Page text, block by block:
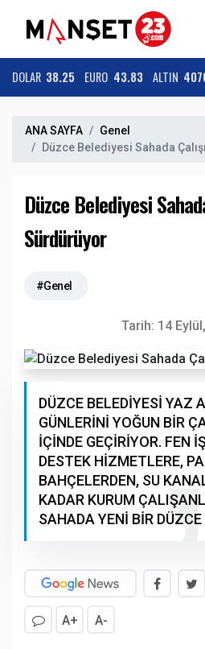
DOLAR 38.25 EURO 43.83 ALTIN
ANA SAYFA
Genel
Düzce Belediyesi Sahada
Düzce Belediyesi
Sürdürüyor
#Genel
Tarih: 14
DÜZCE BELEDİYESİ YAZ
GÜNLERİNİ YOĞUN BİR
İÇİNDE GEÇİRİYOR. FEN
DESTEK HİZMETLERE,
BAHÇELERDEN, SU
KADAR KURUM
SAHADA YENİ BİR
A+ A-